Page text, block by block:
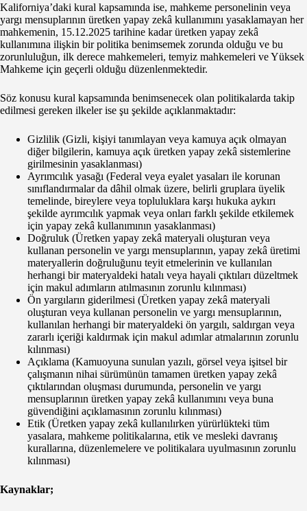
Kaliforniya’daki kural kapsamında ise, mahkeme personelinin veya
yargı mensuplarının üretken yapay zekâ kullanımını yasaklamayan her
mahkemenin, 15.12.2025 tarihine kadar üretken yapay zekâ
kullanımına ilişkin bir politika benimsemek zorunda olduğu ve bu
zorunluluğun, ilk derece mahkemeleri, temyiz mahkemeleri ve Yüksek
Mahkeme için geçerli olduğu düzenlenmektedir.
Söz konusu kural kapsamında benimsenecek olan politikalarda takip
edilmesi gereken ilkeler ise şu şekilde açıklanmaktadır:
Gizlilik (Gizli, kişiyi tanımlayan veya kamuya açık olmayan
diğer bilgilerin, kamuya açık üretken yapay zekâ sistemlerine
girilmesinin yasaklanması)
Ayrımcılık yasağı (Federal veya eyalet yasaları ile korunan
sınıflandırmalar da dâhil olmak üzere, belirli gruplara üyelik
temelinde, bireylere veya topluluklara karşı hukuka aykırı
şekilde ayrımcılık yapmak veya onları farklı şekilde etkilemek
için yapay zekâ kullanımının yasaklanması)
Doğruluk (Üretken yapay zekâ materyali oluşturan veya
kullanan personelin ve yargı mensuplarının, yapay zekâ üretimi
materyallerin doğruluğunu teyit etmelerinin ve kullanılan
herhangi bir materyaldeki hatalı veya hayali çıktıları düzeltmek
için makul adımların atılmasının zorunlu kılınması)
Ön yargıların giderilmesi (Üretken yapay zekâ materyali
oluşturan veya kullanan personelin ve yargı mensuplarının,
kullanılan herhangi bir materyaldeki ön yargılı, saldırgan veya
zararlı içeriği kaldırmak için makul adımlar atmalarının zorunlu
kılınması)
Açıklama (Kamuoyuna sunulan yazılı, görsel veya işitsel bir
çalışmanın nihai sürümünün tamamen üretken yapay zekâ
çıktılarından oluşması durumunda, personelin ve yargı
mensuplarının üretken yapay zekâ kullanımını veya buna
güvendiğini açıklamasının zorunlu kılınması)
Etik (Üretken yapay zekâ kullanılırken yürürlükteki tüm
yasalara, mahkeme politikalarına, etik ve mesleki davranış
kurallarına, düzenlemelere ve politikalara uyulmasının zorunlu
kılınması)
Kaynaklar;